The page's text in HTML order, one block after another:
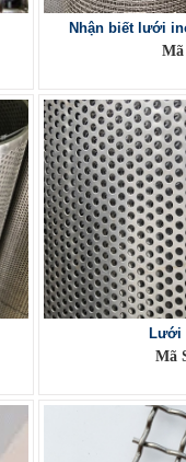
Nhận biết lưới
Mã
Lưới
Mã